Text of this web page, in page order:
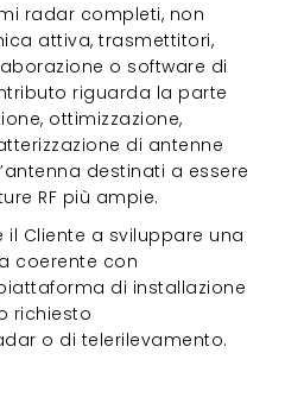
radar completi, non
attiva, trasmettitori,
o software di
riguarda la parte
ottimizzazione,
di antenne
destinati a essere
RF più ampie.
il Cliente a sviluppare una
coerente con
di installazione
richiesto
o di telerilevamento.